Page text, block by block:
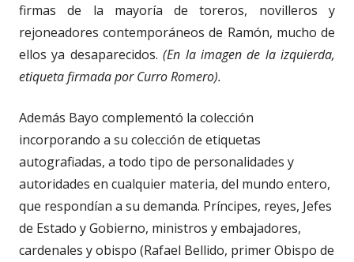
firmas de la mayoría de toreros, novilleros y
rejoneadores contemporáneos de Ramón, mucho de
ellos ya desaparecidos.(En la imagen de la izquierda,
etiqueta firmada por Curro Romero).
Además Bayo complementó la colección
incorporando a su colección de etiquetas
autografiadas, a todo tipo de personalidades y
autoridades en cualquier materia, del mundo entero,
que respondían a su demanda. Príncipes, reyes, Jefes
de Estado y Gobierno, ministros y embajadores,
cardenales y obispo (Rafael Bellido, primer Obispo de